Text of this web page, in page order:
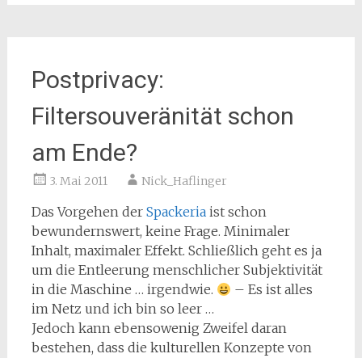
Postprivacy:
Filtersouveränität schon
am Ende?
3. Mai 2011 Nick_Haflinger
Das Vorgehen der Spackeriaist schon
bewundernswert, keine Frage. Minimaler
Inhalt, maximaler Effekt. Schließlich geht es ja
um die Entleerung menschlicher Subjektivität
in die Maschine … irgendwie.
– Es ist alles
im Netz und ich bin so leer …
Jedoch kann ebensowenig Zweifel daran
bestehen, dass die kulturellen Konzepte von